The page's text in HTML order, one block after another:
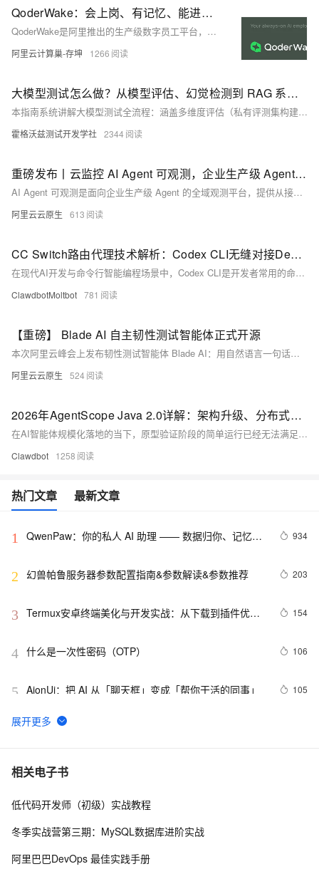
QoderWake：会上岗、有记忆、能进化的生产级 AI 数字员工
QoderWake是阿里推出的生产级数字员工平台，非聊天机器人，而是能7×24自主值守、承担真实岗位职责的“虚拟同事”。已上线数字程序员等6+专岗，Harness-First架构支持五维自进化，安全可控、一键部署、分钟上岗。
阿里云计算巢-存坤 1266
大模型测试怎么做？从模型评估、幻觉检测到 RAG 系统测试全指南
本指南系统讲解大模型测试全流程：涵盖多维度评估（私有评测集构建、指标选择）、幻觉检测（事实核查、一致性与对抗测试）、RAG分层验证（检索/生成/端到端），以及持续集成实践与避坑指南，助力团队落地可靠评估体系。
霍格沃兹测试开发学社 2344
重磅发布丨云监控 AI Agent 可观测，企业生产级 Agent 首选全域观测平台
AI Agent 可观测是面向企业生产级 Agent 的全域观测平台，提供从接入、建模、分析到 Agentic Ops 的全域观测和分析能力，帮助企业彻底打开 Agent 的黑箱，实现 Agent 执行过程的可追踪、可诊断、可优化。
阿里云云原生 613
CC Switch路由代理技术解析：Codex CLI无缝对接DeepSeek模型实操指南
在现代AI开发与命令行智能编程场景中，Codex CLI是开发者常用的命令行智能辅助工具，能够实现代码生成、问题排查、脚本编写、项目调试等自动化能力。但原生Codex CLI存在明显的适配局限，其底层仅兼容OpenAI Responses API协议，无法直接对接DeepSeek等主流第三方大模型。市面上绝大多数第三方开源、商用大模型均采用Chat Completions API协议，两种协议在请求结构、参数格式、流式返回规则、响应字段定义上完全不互通，直接填写第三方模型接口地址会出现接口404报错、参数解析失败、流式内容中断、模型列表加载异常等各类问题，极大限制了Codex CLI的模型拓展
ClawdbotMoltbot 781
【重磅】 Blade AI 自主韧性测试智能体正式开源
本次阿里云峰会上发布韧性测试智能体 Blade AI：用自然语言一句话自动完成系统韧性测试全流程。
阿里云云原生 524
2026年AgentScope Java 2.0详解：架构升级、分布式企业级智能体底座全解析
在AI智能体规模化落地的当下，原型验证阶段的简单运行已经无法满足企业生产环境的严苛要求。多数企业在部署AI智能体时，普遍遭遇分布式扩展困难、多租户数据隔离缺失、长期运行稳定性差、权限管控薄弱、模型调用易中断等一系列工程化难题。2026年6月，阿里正式推出**AgentScope Java 2.0**版本，作为AgentScope多语言体系的重要升级产物，该版本面向JVM生态深度优化，聚焦企业级生产场景，将分布式部署、多租户隔离、安全权限、容错机制等能力内化为框架原生特性，真正实现了从原型Demo到工业级智能体底座的跨越。本文结合框架架构、核心组件、关键能力、部署模式、扩展机制以及落地场景展开全
Clawdbot 1258
热门文章 最新文章
1
QwenPaw：你的私人 AI 助理 —— 数据归你、记忆进
934
2 幻兽帕鲁服务器参数配置指南&参数解读&参数推荐 203
3 Termux安卓终端美化与开发实战：从下载到插件优
154
4 什么是一次性密码（OTP） 106
5 AionUi：把 AI 从「聊天框」变成「帮你干活的同事」 105
6
🚀Hermes Agent是什么、能干什么？阿里云怎么部署
7 QoderWake：会上岗、有记忆、能进化的生产级 AI 数
8 2026年计算机毕业设计前端框架怎么选？Vue和React优
相关电子书
低代码开发师（初级）实战教程
冬季实战营第三期：MySQL数据库进阶实战
阿里巴巴DevOps 最佳实践手册